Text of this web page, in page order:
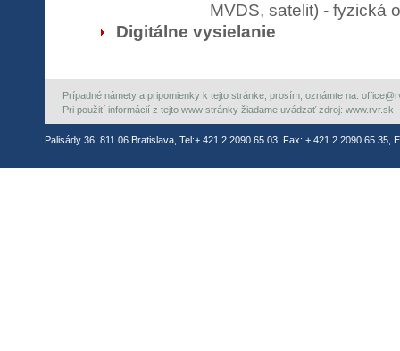
MVDS, satelit) - fyzická
Digitálne vysielanie
Prípadné námety a pripomienky k tejto stránke, prosím, oznámte na:
Pri použití informácií z tejto www stránky žiadame uvádzať zdroj: www.rvr.sk
Palisády 36, 811 06 Bratislava, Tel:+ 421 2 2090 65 03, Fax: + 421 2 2090 65 35,